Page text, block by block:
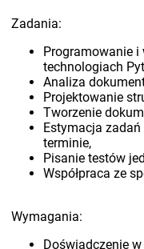
Zadania:
Programowanie
technologiach
Analiza
Projektowanie
Tworzenie
Estymacja
terminie,
Pisanie testów
Współpraca ze
Wymagania:
Doświadczenie